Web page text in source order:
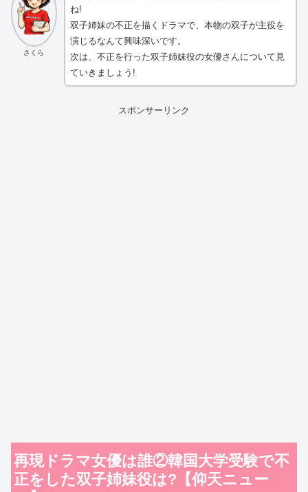
さくら
ね!
双子姉妹の不正を描くドラマで、本物の双子が主役を
演じるなんて興味深いです。
次は、不正を行った双子姉妹役の女優さんについて見
ていきましょう!
スポンサーリンク
再現ドラマ女優は誰②韓国大学受験で不
正をした双子姉妹役は?【仰天ニュー